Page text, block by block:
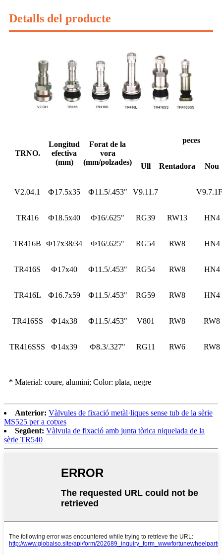
Detalls del producte
TRNO.
Longitud
efectiva
(mm)
Forat de la
vora
(mm/polzades)
peces
Ull Rentadora Nou
V2.04.1 Ф17.5x35 Ф11.5/.453" V9.11.7
TR416 Ф18.5x40 Ф16/.625" RG39 RW13 HN4
TR416B Ф17x38/34 Ф16/.625" RG54 RW8 HN4
TR416S Ф17x40 Ф11.5/.453" RG54 RW8 HN4
TR416L Ф16.7x59 Ф11.5/.453" RG59 RW8 HN4
TR416SS Ф14x38 Ф11.5/.453" V801 RW8 RW8
TR416SSS Ф14x39 Ф8.3/.327" RG11 RW6 RW8
* Material: coure, alumini; Color: plata, negre
Anterior: Vàlvules de fixació metàl·liques sense tub de la sèrie
MS525 per a cotxes
Següent: Vàlvula de fixació amb junta tòrica niquelada de la
sèrie TR540